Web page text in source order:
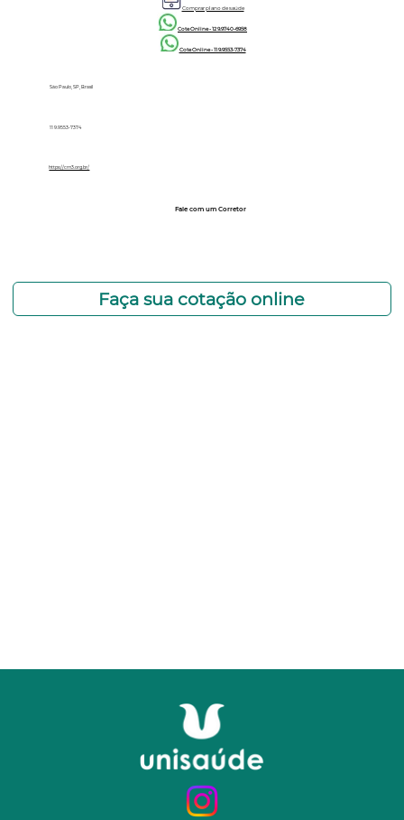
Comprar plano de saúde
Cote Online - 12 9.9740-6958
Cote Online - 11 9.9553-7374
São Paulo, SP, Brasil
11 9.9553-7374
https://crn3.org.br/
Fale com um Corretor
Faça sua cotação online